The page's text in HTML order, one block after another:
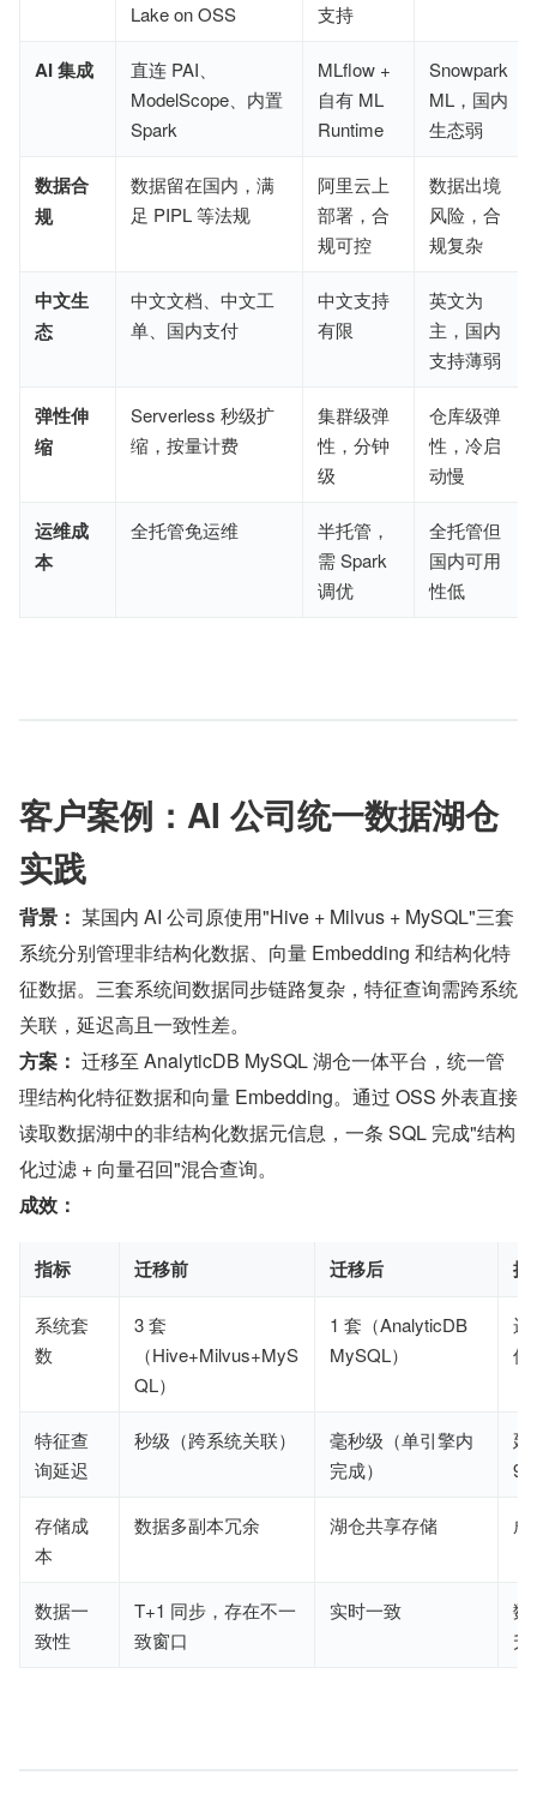
Lake on OSS
支持
AI 集成
直连 PAI、
ModelScope、内置
Spark
MLflow +
自有 ML
Runtime
Snowpark
ML，国内
生态弱
数据合
规
数据留在国内，满
足 PIPL 等法规
阿里云上
部署，合
规可控
数据出境
风险，合
规复杂
中文生
态
中文文档、中文工
单、国内支付
中文支持
有限
英文为
主，国内
支持薄弱
弹性伸
缩
Serverless 秒级扩
缩，按量计费
集群级弹
性，分钟
级
仓库级弹
性，冷启
动慢
运维成
本
全托管免运维
半托管，
需 Spark
调优
全托管但
国内可用
性低
客户案例：AI 公司统一数据湖仓
实践
背景： 某国内 AI 公司原使用"Hive + Milvus + MySQL"三套
系统分别管理非结构化数据、向量 Embedding 和结构化特
征数据。三套系统间数据同步链路复杂，特征查询需跨系统
关联，延迟高且一致性差。
方案： 迁移至 AnalyticDB MySQL 湖仓一体平台，统一管
理结构化特征数据和向量 Embedding。通过 OSS 外表直接
读取数据湖中的非结构化数据元信息，一条 SQL 完成"结构
化过滤 + 向量召回"混合查询。
成效：
指标 迁移前 迁移后 提
系统套
数
3 套
（Hive+Milvus+MyS
QL）
1 套（AnalyticDB
MySQL）
运
低
特征查
询延迟
秒级（跨系统关联）
毫秒级（单引擎内
完成）
延
存储成
本
数据多副本冗余 湖仓共享存储
数据一
致性
T+1 同步，存在不一
致窗口
实时一致
数
升